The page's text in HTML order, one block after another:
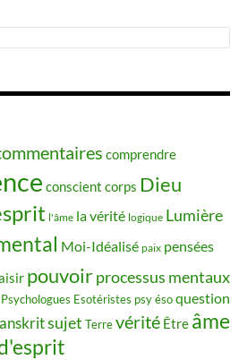
comprendre
conscient corps Dieu
l'âme la vérité logique Lumière
Moi-Idéalisé paix pensées
pouvoirprocessus mentaux
Psychologues Esotéristes psy ésoquestion
sujet Terrevérité Être âme